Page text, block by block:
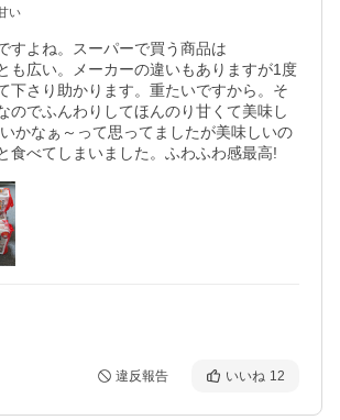
い
すよね。スーパーで買う商品は
も広い。メーカーの違いもありますが1度
下さり助かります。重たいですから。そ
のでふんわりしてほんのり甘くて美味し
かなぁ～って思ってましたが美味しいの
食べてしまいました。ふわふわ感最高!
違反報告 いいね 12